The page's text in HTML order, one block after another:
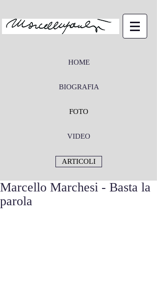
HOME
BIOGRAFIA
FOTO
VIDEO
ARTICOLI
Marcello Marchesi - Basta la
parola